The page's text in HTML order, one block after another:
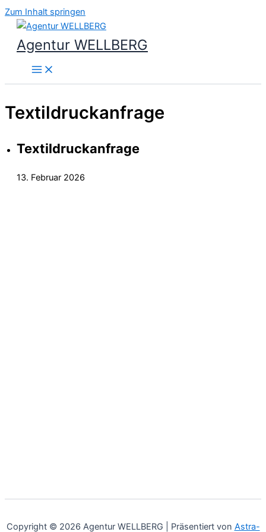
Zum Inhalt springen
Agentur WELLBERG
Textildruckanfrage
Textildruckanfrage
13. Februar 2026
Copyright © 2026 Agentur WELLBERG | Präsentiert von Astra-